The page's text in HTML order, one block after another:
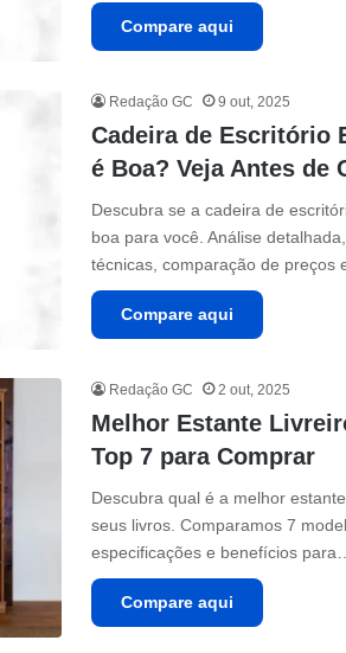
Compare aqui
Redação GC 9 out, 2025
Cadeira de Escritório
é Boa? Veja Antes de
Descubra se a cadeira de
boa para você. Análise
técnicas, comparação de preços
Compare aqui
Redação GC 2 out, 2025
Melhor Estante
Top 7 para Comprar
Descubra qual é a melhor
seus livros. Comparamos 7
especificações e benefícios
Compare aqui